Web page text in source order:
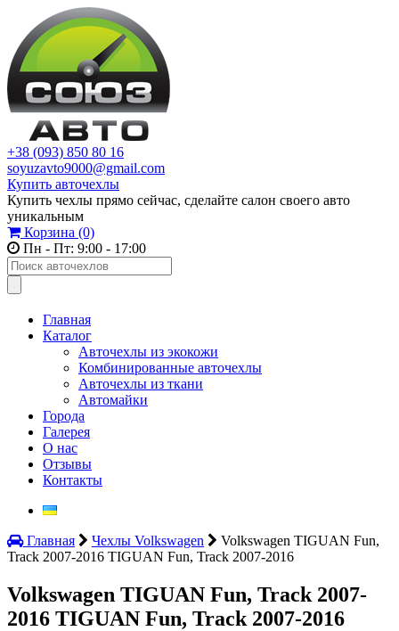
+38 (093) 850 80 16
soyuzavto9000@gmail.com
Купить авточехлы
Купить чехлы прямо сейчас, сделайте салон своего авто
уникальным
Корзина (0)
Пн - Пт: 9:00 - 17:00
Главная
Каталог
Авточехлы из экокожи
Комбинированные авточехлы
Авточехлы из ткани
Автомайки
Города
Галерея
О нас
Отзывы
Контакты
Главная Чехлы Volkswagen
Volkswagen TIGUAN Fun,
Track 2007-2016 TIGUAN Fun, Track 2007-2016
Volkswagen TIGUAN Fun, Track 2007-
2016 TIGUAN Fun, Track 2007-2016